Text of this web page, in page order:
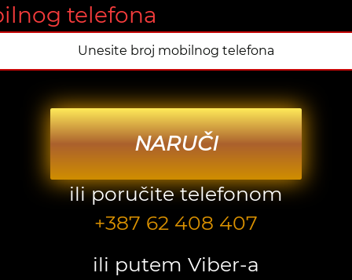
telefona
NARUČI
ili poručite telefonom
+387 62 408 407
ili putem Viber-a